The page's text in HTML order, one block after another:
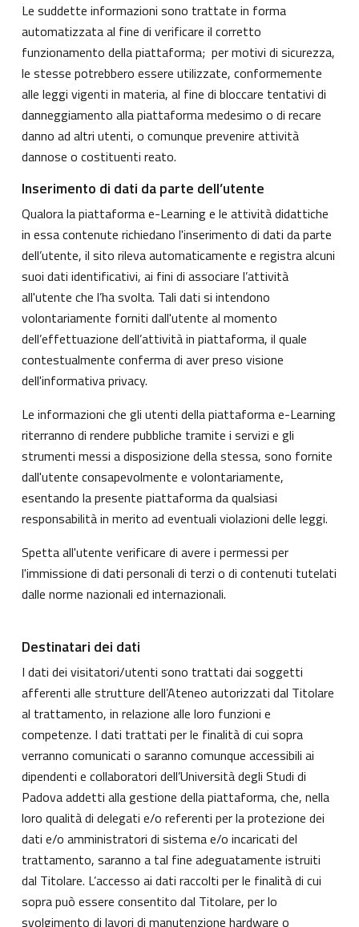
Le suddette informazioni sono trattate in forma
automatizzata al fine di verificare il corretto
funzionamento della piattaforma; per motivi di sicurezza,
le stesse potrebbero essere utilizzate, conformemente
alle leggi vigenti in materia, al fine di bloccare tentativi di
danneggiamento alla piattaforma medesimo o di recare
danno ad altri utenti, o comunque prevenire attività
dannose o costituenti reato.
Inserimento di dati da parte dell’utente
Qualora la piattaforma e-Learning e le attività didattiche
in essa contenute richiedano l'inserimento di dati da parte
dell’utente, il sito rileva automaticamente e registra alcuni
suoi dati identificativi, ai fini di associare l’attività
all'utente che l’ha svolta. Tali dati si intendono
volontariamente forniti dall'utente al momento
dell’effettuazione dell’attività in piattaforma, il quale
contestualmente conferma di aver preso visione
dell'informativa privacy.
Le informazioni che gli utenti della piattaforma e-Learning
riterranno di rendere pubbliche tramite i servizi e gli
strumenti messi a disposizione della stessa, sono fornite
dall'utente consapevolmente e volontariamente,
esentando la presente piattaforma da qualsiasi
responsabilità in merito ad eventuali violazioni delle leggi.
Spetta all'utente verificare di avere i permessi per
l'immissione di dati personali di terzi o di contenuti tutelati
dalle norme nazionali ed internazionali.
Destinatari dei dati
I dati dei visitatori/utenti sono trattati dai soggetti
afferenti alle strutture dell’Ateneo autorizzati dal Titolare
al trattamento, in relazione alle loro funzioni e
competenze. I dati trattati per le finalità di cui sopra
verranno comunicati o saranno comunque accessibili ai
dipendenti e collaboratori dell’Università degli Studi di
Padova addetti alla gestione della piattaforma, che, nella
loro qualità di delegati e/o referenti per la protezione dei
dati e/o amministratori di sistema e/o incaricati del
trattamento, saranno a tal fine adeguatamente istruiti
dal Titolare. L’accesso ai dati raccolti per le finalità di cui
sopra può essere consentito dal Titolare, per lo
svolgimento di lavori di manutenzione hardware o